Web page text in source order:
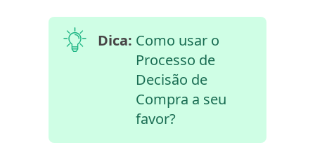
Dica: Como usar o
Processo de
Decisão de
Compra a seu
favor?